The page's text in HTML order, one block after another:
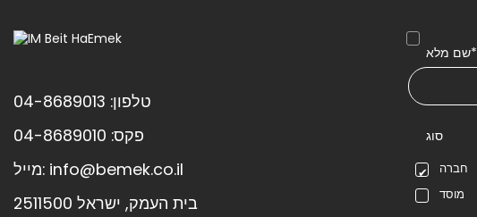
טלפון: 04-8689013
פקס: 04-8689010
מייל: info@bemek.co.il
בית העמק, ישראל 2511500
שם מלא*
סוג
חברה
מוסד